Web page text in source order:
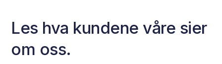
Les hva kundene våre sier
om oss.